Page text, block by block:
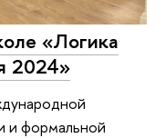
«Логика
2024»
и формальной